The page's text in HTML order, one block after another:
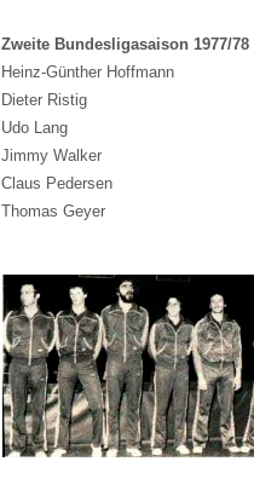
Zweite Bundesligasaison 1977/78
Heinz-Günther Hoffmann
Dieter Ristig
Udo Lang
Jimmy Walker
Claus Pedersen
Thomas Geyer